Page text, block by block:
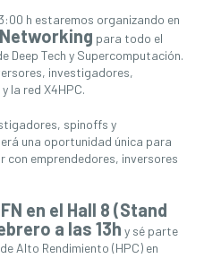
h estaremos organizando en
para todo el
Deep Tech y Supercomputación.
investigadores,
la red X4HPC.
spinoffs y
una oportunidad única para
con emprendedores, inversores
en el Hall 8 (Stand
a las 13h y sé parte
Alto Rendimiento (HPC) en